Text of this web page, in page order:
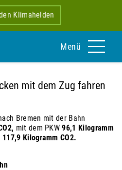
Klimahelden
Menü
mit dem Zug fahren
Bremen mit der Bahn
mit dem PKW96,1 Kilogramm
117,9 Kilogramm CO2.